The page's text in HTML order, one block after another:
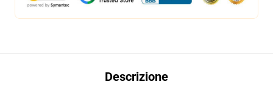
Descrizione